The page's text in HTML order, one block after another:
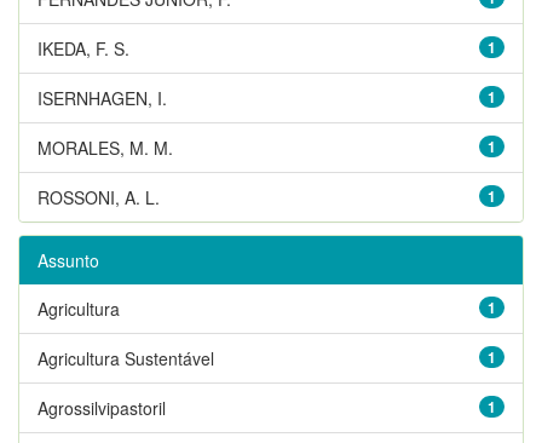
1
IKEDA, F. S.
1
ISERNHAGEN, I.
1
MORALES, M. M.
1
ROSSONI, A. L.
Assunto
1
Agricultura
1
Agricultura Sustentável
1
Agrossilvipastoril